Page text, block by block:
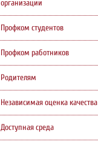
организации
Профком студентов
Профком работников
Родителям
Независимая оценка качества
Доступная среда